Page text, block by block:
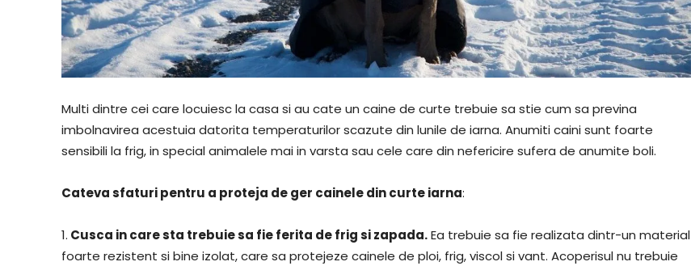
Multi dintre cei care locuiesc la casa si au cate un caine de curte trebuie sa stie cum sa previna
imbolnavirea acestuia datorita temperaturilor scazute din lunile de iarna. Anumiti caini sunt foarte
sensibili la frig, in special animalele mai in varsta sau cele care din nefericire sufera de anumite boli.
Cateva sfaturi pentru a proteja de ger cainele din curte iarna:
1. Cusca in care sta trebuie sa fie ferita de frig si zapada.Ea trebuie sa fie realizata dintr-un material
foarte rezistent si bine izolat, care sa protejeze cainele de ploi, frig, viscol si vant. Acoperisul nu trebuie